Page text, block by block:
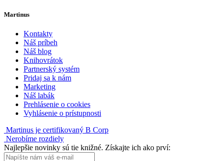
Martinus
Kontakty
Náš príbeh
Náš blog
Knihovrátok
Partnerský systém
Pridaj sa k nám
Marketing
Náš labák
Prehlásenie o cookies
Vyhlásenie o prístupnosti
Martinus je certifikovaný B Corp
Nerobíme rozdiely
Najlepšie novinky sú tie knižné. Získajte ich ako prví: